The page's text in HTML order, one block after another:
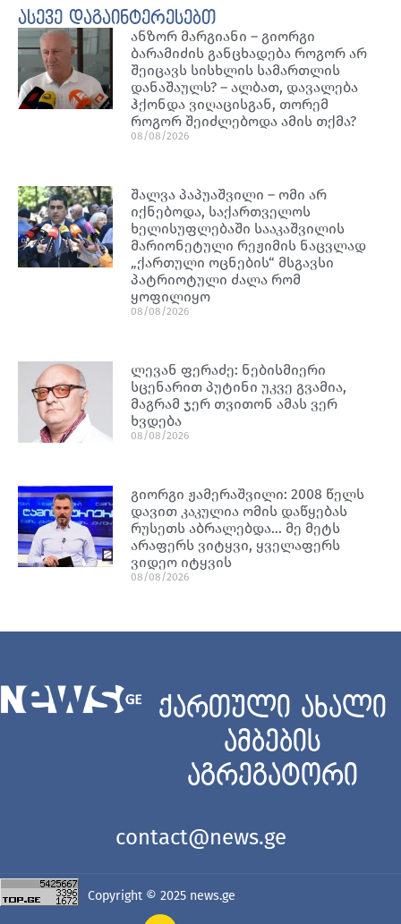
ასევე დაგაინტერესებთ
ანზორ მარგიანი – გიორგი
ბარამიძის განცხადება როგორ არ
შეიცავს სისხლის სამართლის
დანაშაულს? – ალბათ, დავალება
ჰქონდა ვიღაცისგან, თორემ
როგორ შეიძლებოდა ამის თქმა?
08/08/2026
შალვა პაპუაშვილი – ომი არ
იქნებოდა, საქართველოს
ხელისუფლებაში სააკაშვილის
მარიონეტული რეჟიმის ნაცვლად
„ქართული ოცნების“ მსგავსი
პატრიოტული ძალა რომ
ყოფილიყო
08/08/2026
ლევან ფერაძე: ნებისმიერი
სცენარით პუტინი უკვე გვამია,
მაგრამ ჯერ თვითონ ამას ვერ
ხვდება
08/08/2026
გიორგი ჟამერაშვილი: 2008 წელს
დავით კაკულია ომის დაწყებას
რუსეთს აბრალებდა… მე მეტს
არაფერს ვიტყვი, ყველაფერს
ვიდეო იტყვის
08/08/2026
ქართული ახალი
ამბების
აგრეგატორი
contact@news.ge
Copyright © 2025 news.ge